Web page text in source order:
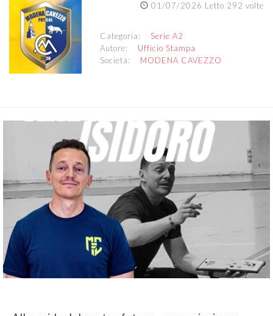
01/07/2026 Letto 292 volte
Categoria: Serie A2
Autore: Ufficio Stampa
Società: MODENA CAVEZZO